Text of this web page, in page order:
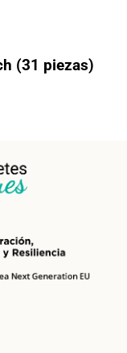
(31 piezas)